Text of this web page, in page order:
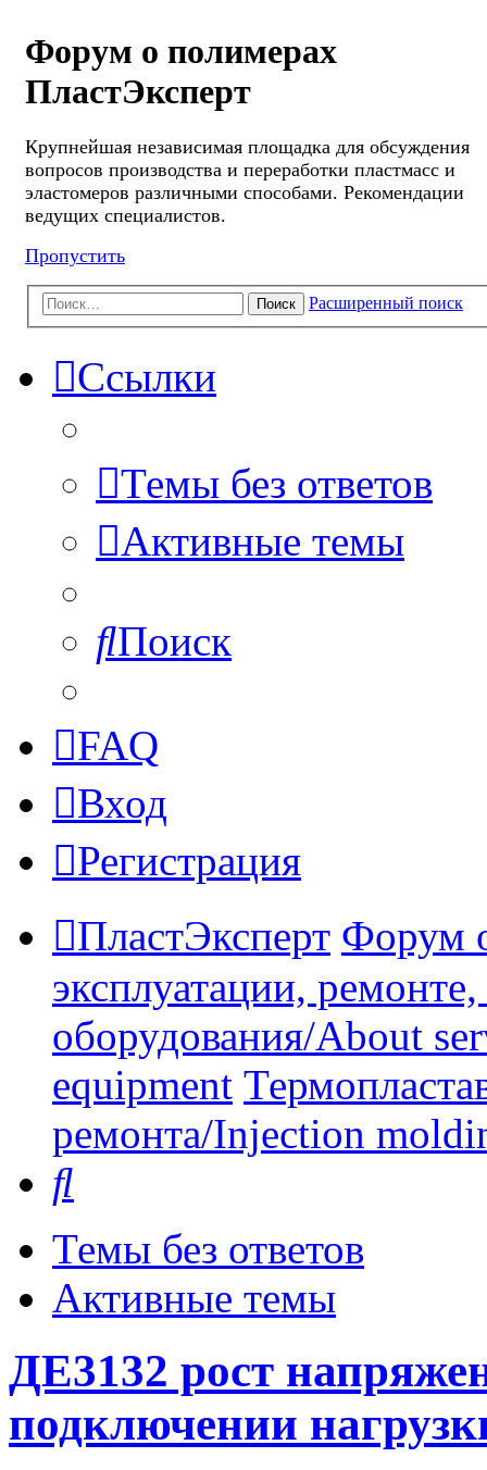
Форум о полимерах
ПластЭксперт
Крупнейшая независимая площадка для обсуждения
вопросов производства и переработки пластмасс и
эластомеров различными способами. Рекомендации
ведущих специалистов.
Пропустить
Поиск Расширенный поиск
Ссылки
Темы без ответов
Активные темы
Поиск
FAQ
Вход
Регистрация
ПластЭксперт Форум
эксплуатации,
оборудования/About
equipment
ремонта/Injection
Темы без ответов
Активные темы
ДЕ3132 рост
подключении